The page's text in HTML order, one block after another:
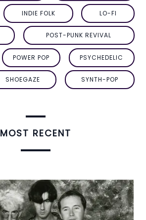
INDIE FOLK LO-FI
POST-PUNK REVIVAL
POWER POP PSYCHEDELIC
SHOEGAZE SYNTH-POP
MOST RECENT